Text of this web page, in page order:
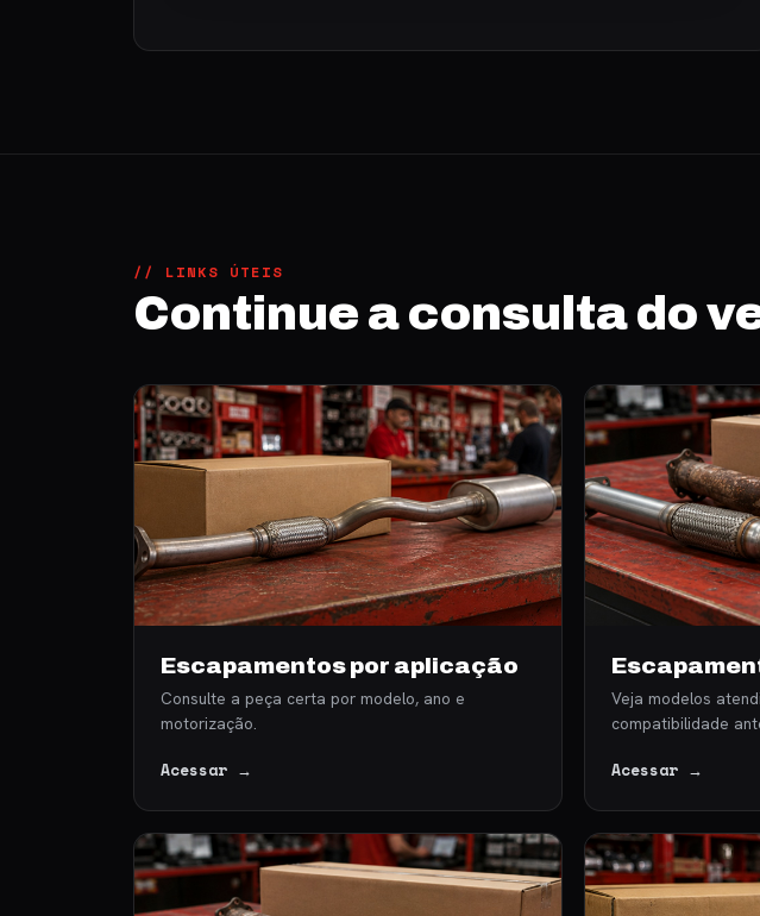
// LINKS ÚTEIS
Continue a consulta do
Escapamentos por aplicação
Consulte a peça certa por modelo, ano e
motorização.
Acessar →
Veja modelos
compatibilidade
Acessar →